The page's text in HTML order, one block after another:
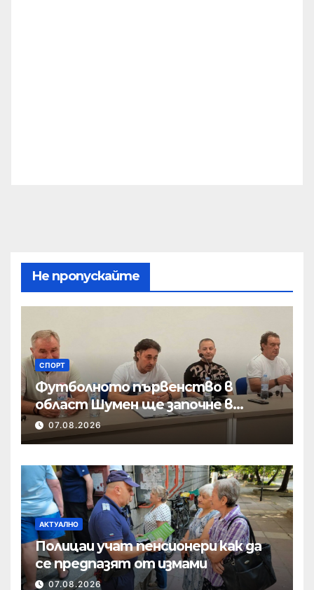
Не пропускайте
СПОРТ
Футболното първенство в
област Шумен ще започне в
началото на септември
07.08.2026
АКТУАЛНО
Полицаи учат пенсионери как да
се предпазят от измами
07.08.2026